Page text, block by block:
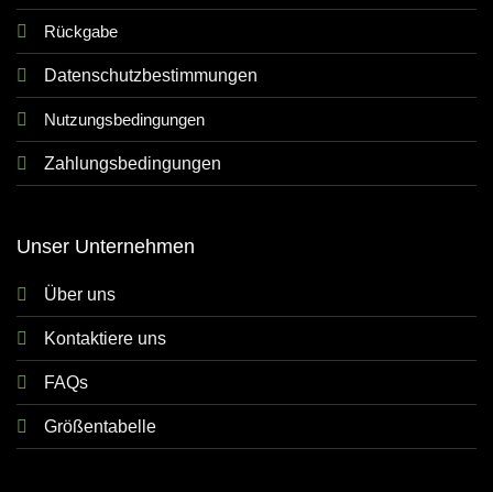
Rückgabe
Datenschutzbestimmungen
Nutzungsbedingungen
Zahlungsbedingungen
Unser Unternehmen
Über uns
Kontaktiere uns
FAQs
Größentabelle